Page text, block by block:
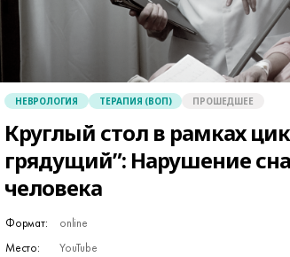
НЕВРОЛОГИЯ ТЕРАПИЯ (ВОП) ПРОШЕДШЕЕ
Круглый стол в рамках
грядущий”: Нарушение
человека
Формат:
online
Место:
YouTube